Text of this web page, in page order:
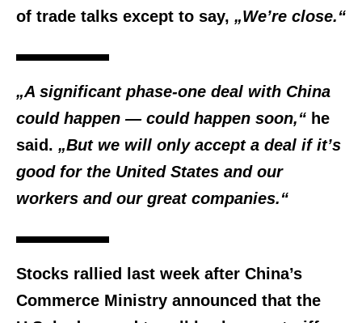
of trade talks except to say, „We’re close.“
„A significant phase-one deal with China
could happen — could happen soon,“ he
said. „But we will only accept a deal if it’s
good for the United States and our
workers and our great companies.“
Stocks rallied last week after China’s
Commerce Ministry announced that the